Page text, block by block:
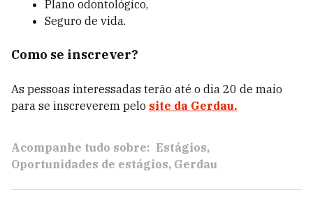
Plano odontológico,
Seguro de vida.
Como se inscrever?
As pessoas interessadas terão até o dia 20 de maio
para se inscreverem pelo site da Gerdau.
Acompanhe tudo sobre: Estágios
Oportunidades de estágios Gerdau